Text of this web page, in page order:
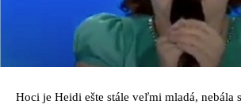
Hoci je Heidi ešte stále veľmi mladá, nebála